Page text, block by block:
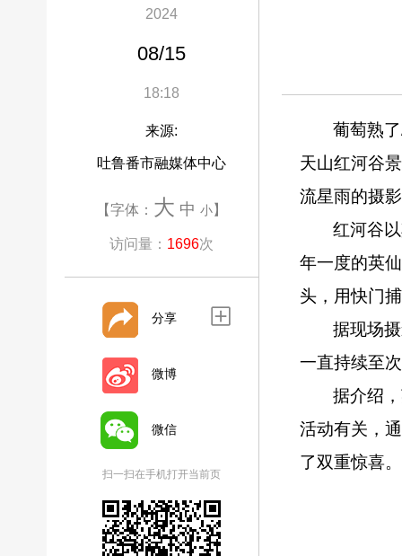
2024
08/15
18:18
来源:
吐鲁番市融媒体中心
【字体： 大 中 小】
访问量： 1696次
分享
微博
微信
扫一扫在手机打开当前页
葡萄熟了
天山红河谷
流星雨的摄
红河谷
年一度的英
头，用快门
据现场
一直持续至
据介绍
活动有关，
了双重惊喜。